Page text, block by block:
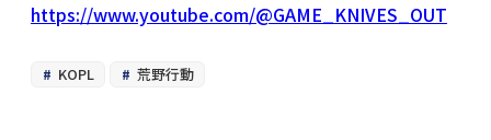
https://www.youtube.com/@GAME_KNIVES_OUT
KOPL 荒野行動